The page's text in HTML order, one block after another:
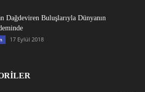
Dağdeviren Buluşlarıyla Dünyanın
17 Eylül 2018